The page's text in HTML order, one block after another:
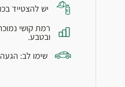
יש להצטייד
רמת קושי
ובטבע.
שימו לב: